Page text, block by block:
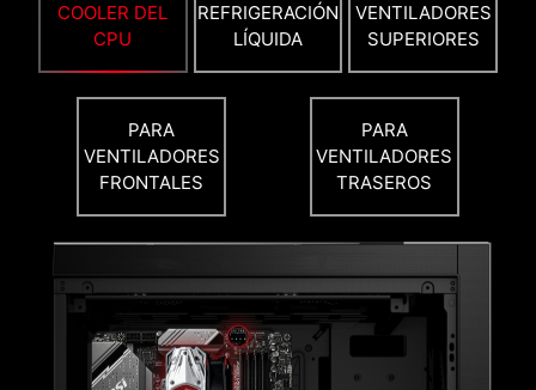
COOLER DEL
CPU
REFRIGERACIÓN
LÍQUIDA
VENTILADORES
SUPERIORES
PARA
VENTILADORES
FRONTALES
PARA
VENTILADORES
TRASEROS
6 Capas de PCB
2oz Cobre Espesado
EZ OC TUNING
PBO THERMAL POINT
Flashea la BIOS con sólo una fuente de
alimentación conectada siguiendo unos